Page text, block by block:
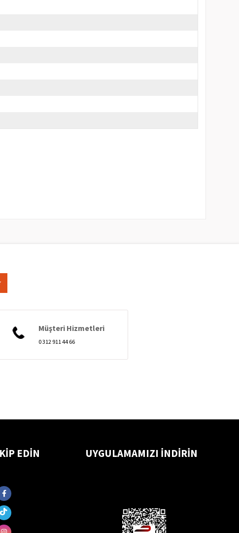
Müşteri Hizmetleri
0 312 911 44 66
EDİN UYGULAMAMIZI İNDİRİN